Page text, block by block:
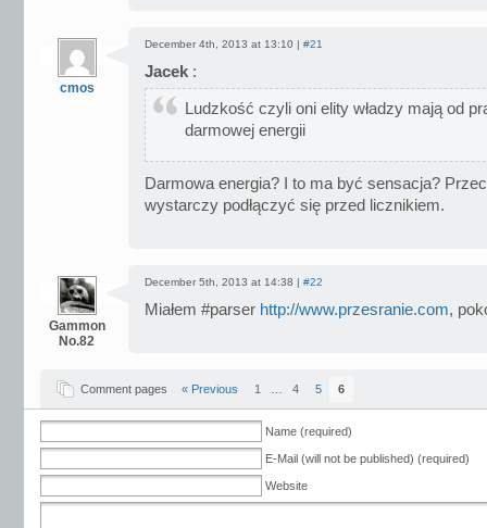
cmos
December 4th, 2013 at 13:10 | #21
Jacek :
Ludzkość czyli oni elity władzy mają od
darmowej energii
Darmowa energia? I to ma być sensacja?
wystarczy podłączyć się przed licznikiem.
Gammon
No.82
December 5th, 2013 at 14:38 | #22
Miałem #parser http://www.przesranie.com,
Comment pages « Previous 1 4 5 6
Name (required)
E-Mail (will not be published) (required)
Website